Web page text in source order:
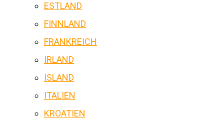
ESTLAND
FINNLAND
FRANKREICH
IRLAND
ISLAND
ITALIEN
KROATIEN